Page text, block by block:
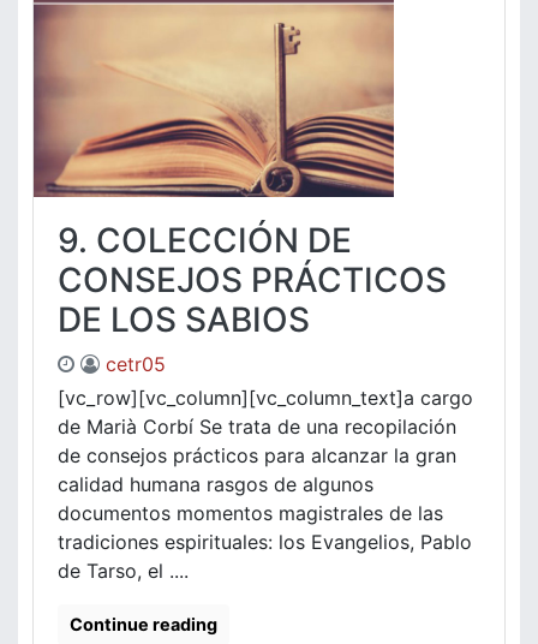
9. COLECCIÓN DE
CONSEJOS PRÁCTICOS
DE LOS SABIOS
cetr05
[vc_row][vc_column][vc_column_text]a cargo
de Marià Corbí Se trata de una recopilación
de consejos prácticos para alcanzar la gran
calidad humana rasgos de algunos
documentos momentos magistrales de las
tradiciones espirituales: los Evangelios, Pablo
de Tarso, el ....
Continue reading